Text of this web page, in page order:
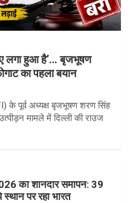
लगा हुआ है’… बृजभूषण
का पहला बयान
के पूर्व अध्यक्ष बृजभूषण शरण सिंह
मामले में दिल्ली की राउज
का शानदार समापन: 39
पर रहा भारत